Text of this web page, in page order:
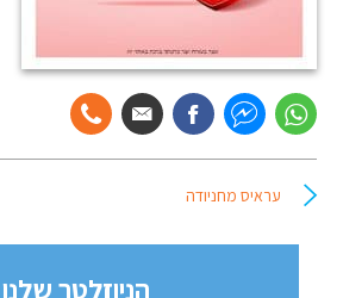
עראיס מחניודה
הניוזלטר שלנו